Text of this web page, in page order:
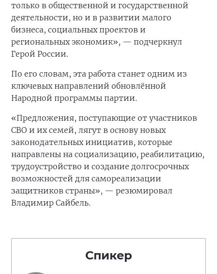
только в общественной и государственной
деятельности, но и в развитии малого
бизнеса, социальных проектов и
региональных экономик», — подчеркнул
Герой России.
По его словам, эта работа станет одним из
ключевых направлений обновлённой
Народной программы партии.
«Предложения, поступающие от участников
СВО и их семей, лягут в основу новых
законодательных инициатив, которые
направлены на социализацию, реабилитацию,
трудоустройство и создание долгосрочных
возможностей для самореализации
защитников страны», — резюмировал
Владимир Сайбель.
Спикер